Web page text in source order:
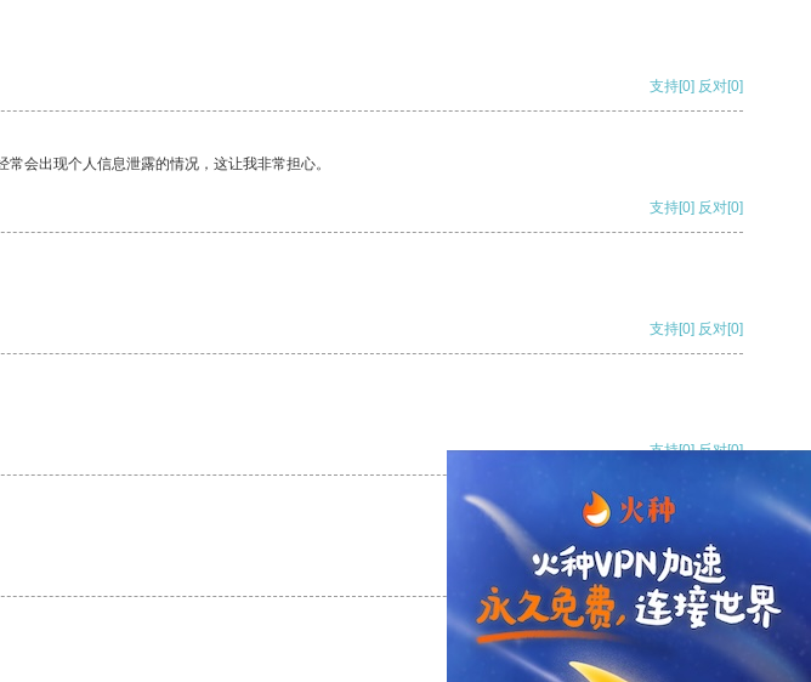
支持[0] 反对[0]
会出现个人信息泄露的情况，这让我非常担心。
支持[0] 反对[0]
支持[0] 反对[0]
支持[0] 反对[0]
支持[0] 反对